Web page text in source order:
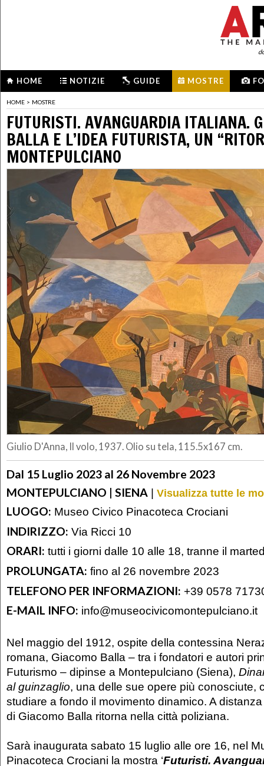
HOME NOTIZIE GUIDE MOSTRE
HOME > MOSTRE
FUTURISTI. AVANGUARDIA ITALIANA.
BALLA E L’IDEA FUTURISTA, UN
MONTEPULCIANO
Giulio D'Anna, Il volo, 1937. Olio su tela, 115.5x167 cm.
Dal 15 Luglio 2023 al 26 Novembre 2023
MONTEPULCIANO | SIENA | Visualizza tutte le
LUOGO: Museo Civico Pinacoteca Crociani
INDIRIZZO: Via Ricci 10
ORARI: tutti i giorni dalle 10 alle 18, tranne il
PROLUNGATA: fino al 26 novembre 2023
TELEFONO PER INFORMAZIONI: +39 0578
E-MAIL INFO: info@museocivicomontepulciano.it
Nel maggio del 1912, ospite della contessina
romana, Giacomo Balla – tra i fondatori e autori
Futurismo – dipinse a Montepulciano (Siena),
al guinzaglio, una delle sue opere più conosciute,
studiare a fondo il movimento dinamico. A distanza
di Giacomo Balla ritorna nella città poliziana.
Sarà inaugurata sabato 15 luglio alle ore 16, nel
Pinacoteca Crociani la mostra ‘Futuristi.